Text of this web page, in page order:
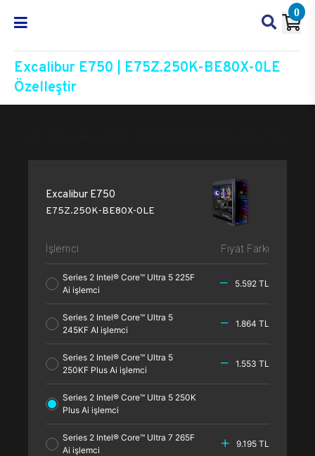
0
Excalibur E750 | E75Z.250K-BE80X-0LE
Özelleştir
Excalibur E750
E75Z.250K-BE80X-0LE
İşlemci Fiyat Farkı
Series 2 Intel® Core™ Ultra 5 225F
Ai işlemci
5.592 TL
Series 2 Intel® Core™ Ultra 5
245KF AI işlemci
1.864 TL
Series 2 Intel® Core™ Ultra 5
250KF Plus Ai işlemci
1.553 TL
Series 2 Intel® Core™ Ultra 5 250K
Plus Ai işlemci
Series 2 Intel® Core™ Ultra 7 265F
Ai işlemci
9.195 TL